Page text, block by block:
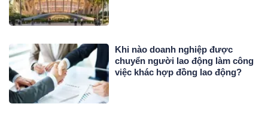
Khi nào doanh nghiệp được
chuyển người lao động làm công
việc khác hợp đồng lao động?